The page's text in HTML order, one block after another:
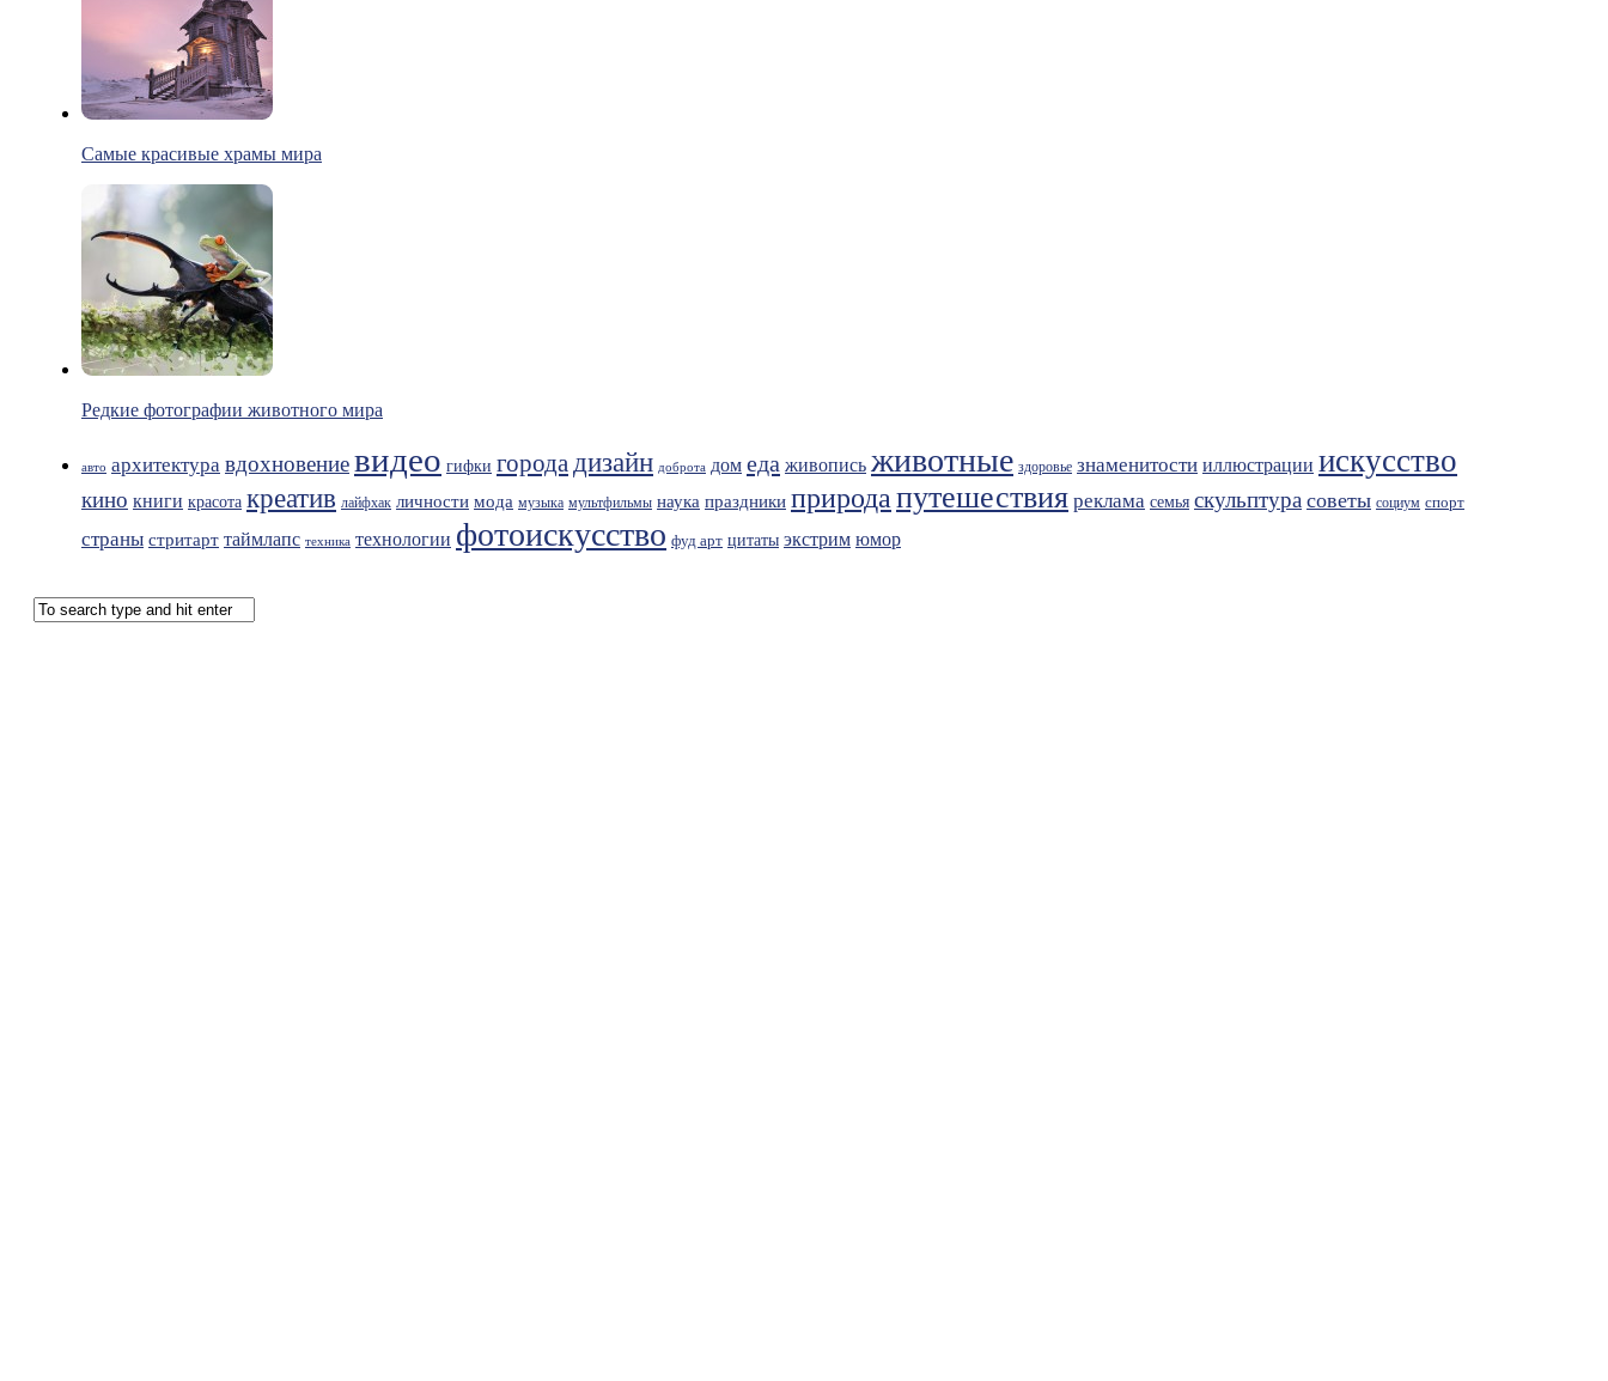
Самые красивые храмы мира
Редкие фотографии животного мира
авто архитектура вдохновениевидео гифки городадизайн доброта дом еда живопись животные здоровье знаменитости иллюстрации искусство
кино книги красота креатив лайфхак личности мода музыка мультфильмы наука праздники природапутешествия реклама семья скульптура советы социум спорт
страны стритарт таймлапс техника технологии фотоискусство фуд арт цитаты экстрим юмор